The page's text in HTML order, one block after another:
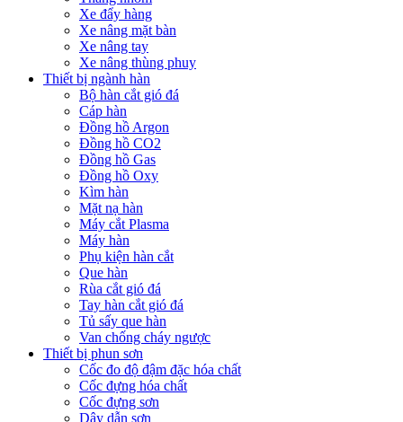
Xe đẩy hàng
Xe nâng mặt bàn
Xe nâng tay
Xe nâng thùng phuy
Thiết bị ngành hàn
Bộ hàn cắt gió đá
Cáp hàn
Đồng hồ Argon
Đồng hồ CO2
Đồng hồ Gas
Đồng hồ Oxy
Kìm hàn
Mặt nạ hàn
Máy cắt Plasma
Máy hàn
Phụ kiện hàn cắt
Que hàn
Rùa cắt gió đá
Tay hàn cắt gió đá
Tủ sấy que hàn
Van chống cháy ngược
Thiết bị phun sơn
Cốc đo độ đậm đặc hóa chất
Cốc đựng hóa chất
Cốc đựng sơn
Dây dẫn sơn